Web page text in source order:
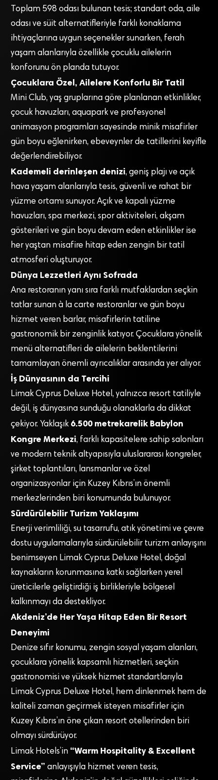
Toplam 598 odası bulunan tesis; standart oda, aile
odası ve süit alternatifleriyle farklı konaklama
ihtiyaçlarına uygun seçenekler sunarken, ferah
yaşam alanlarıyla özellikle çocuklu ailelerin
konforunu ön planda tutuyor.
Çocuklara Özel, Ailelere Konforlu Bir Tatil
Mini Club, yaş gruplarına göre planlanan etkinlikler,
çocuk havuzları, aquapark ve profesyonel
animasyon programları sayesinde minik misafirler
gün boyu eğlenirken, ebeveynler de tatillerini keyifle
değerlendirebiliyor.
Kademeli derinleşen denizi, geniş plajı ve açık
hava yaşam alanlarıyla tesis, güvenli ve rahat bir
yüzme ortamı sunuyor. Açık ve kapalı yüzme
havuzları, spa merkezi, spor aktiviteleri, akşam
gösterileri ve gün boyu devam eden etkinlikler ise
her yaştan misafire hitap eden zengin bir tatil
atmosferi oluşturuyor.
Dünya Lezzetleri Aynı Sofrada
Ana restoranın yanı sıra farklı mutfaklardan seçkin
tatlar sunan à la carte restoranlar ve gün boyu
hizmet veren barlar, misafirlerin tatiline
gastronomik bir zenginlik katıyor. Çocuklara yönelik
menü alternatifleri de ailelerin beklentilerini
tamamlayan önemli ayrıcalıklar arasında yer alıyor.
İş Dünyasının da Tercihi
Limak Cyprus Deluxe Hotel, yalnızca resort tatiliyle
değil, iş dünyasına sunduğu olanaklarla da dikkat
çekiyor. Yaklaşık 6.500 metrekarelik Babylon
Kongre Merkezi, farklı kapasitelere sahip salonları
ve modern teknik altyapısıyla uluslararası kongreler,
şirket toplantıları, lansmanlar ve özel
organizasyonlar için Kuzey Kıbrıs’ın önemli
merkezlerinden biri konumunda bulunuyor.
Sürdürülebilir Turizm Yaklaşımı
Enerji verimliliği, su tasarrufu, atık yönetimi ve çevre
dostu uygulamalarıyla sürdürülebilir turizm anlayışını
benimseyen Limak Cyprus Deluxe Hotel, doğal
kaynakların korunmasına katkı sağlarken yerel
üreticilerle geliştirdiği iş birlikleriyle bölgesel
kalkınmayı da destekliyor.
Akdeniz’de Her Yaşa Hitap Eden Bir Resort
Deneyimi
Denize sıfır konumu, zengin sosyal yaşam alanları,
çocuklara yönelik kapsamlı hizmetleri, seçkin
gastronomisi ve yüksek hizmet standartlarıyla
Limak Cyprus Deluxe Hotel, hem dinlenmek hem de
kaliteli zaman geçirmek isteyen misafirler için
Kuzey Kıbrıs’ın öne çıkan resort otellerinden biri
olmayı sürdürüyor.
Limak Hotels’in “Warm Hospitality & Excellent
Service” anlayışıyla hizmet veren tesis,